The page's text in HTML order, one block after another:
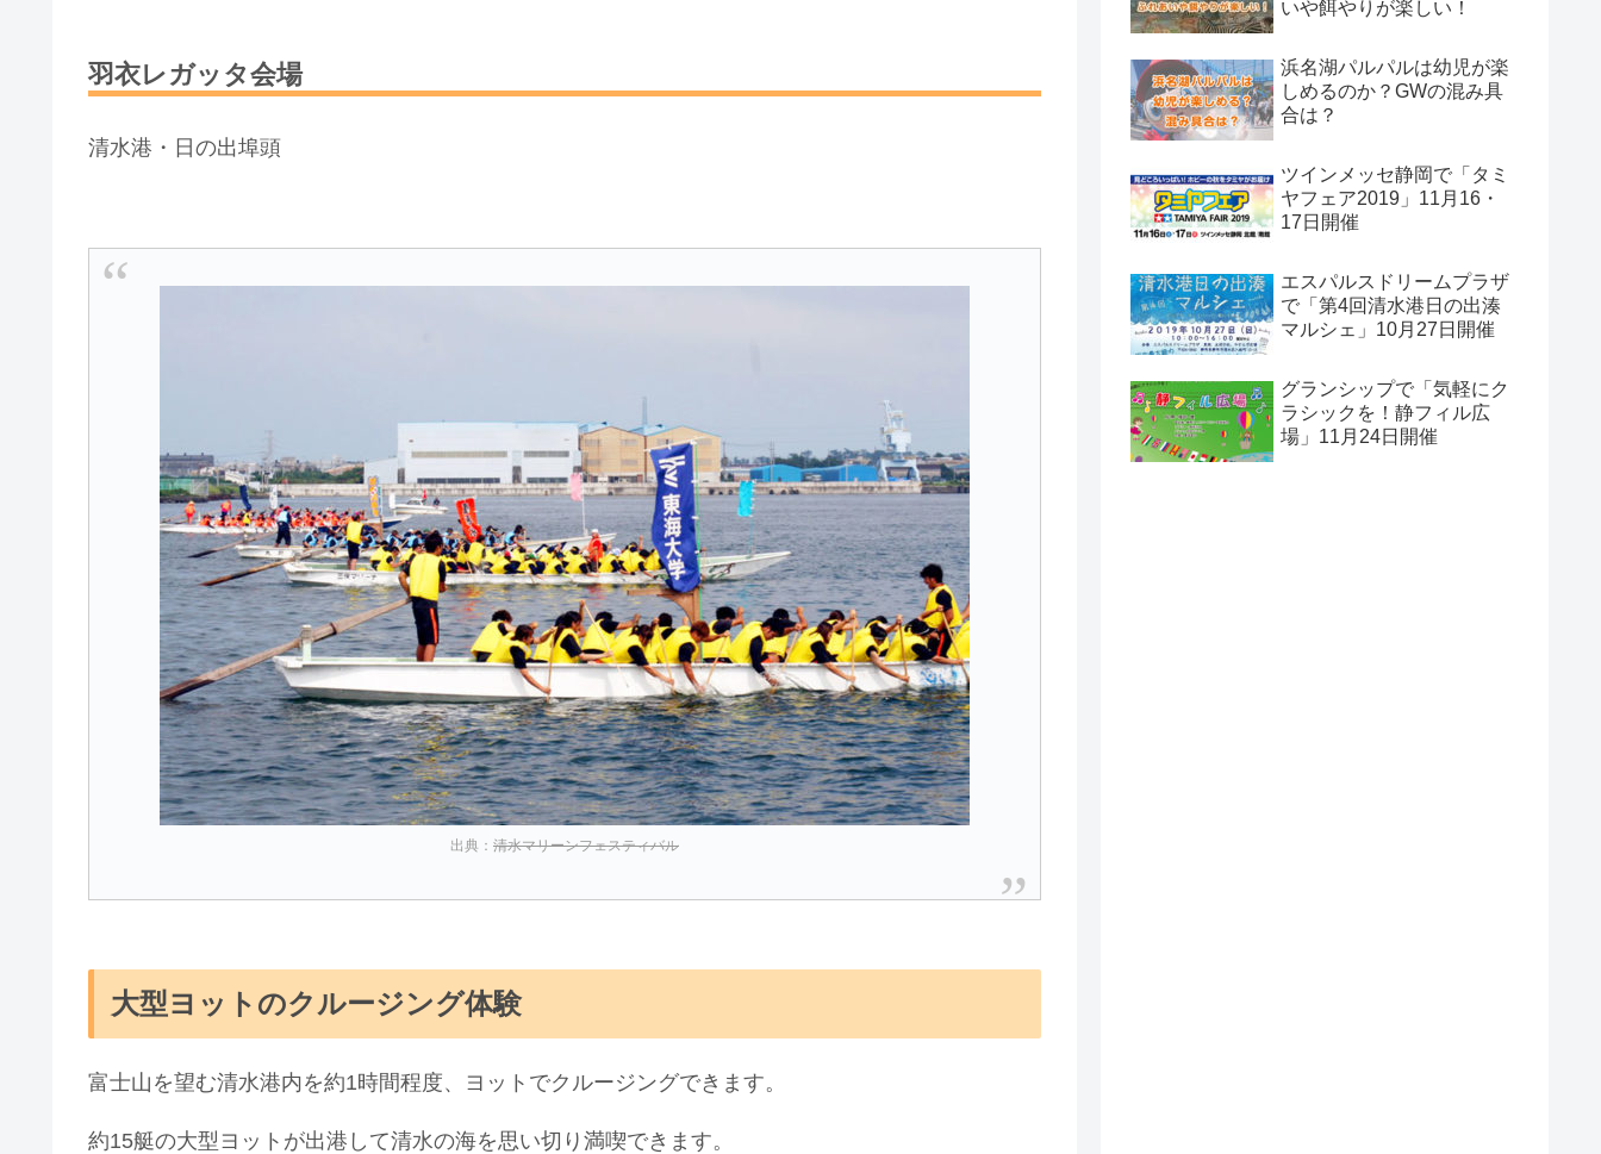
羽衣レガッタ会場
清水港・日の出埠頭
出典： 清水マリーンフェスティバル
大型ヨットのクルージング体験
富士山を望む清水港内を約1時間程度、ヨットでクルージングできます。
約15艇の大型ヨットが出港して清水の海を思い切り満喫できます。
いや餌やりが楽しい！
浜名湖パルパルは幼児が楽
しめるのか？GWの混み具
合は？
ツインメッセ静岡で「タミ
ヤフェア2019」11月16・
17日開催
エスパルスドリームプラザ
で「第4回清水港日の出湊
マルシェ」10月27日開催
グランシップで「気軽にク
ラシックを！静フィル広
場」11月24日開催